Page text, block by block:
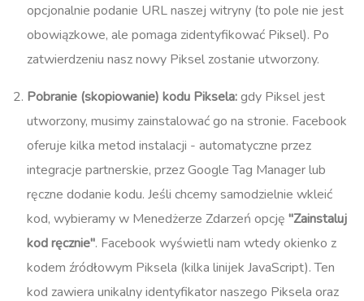
opcjonalnie podanie URL naszej witryny (to pole nie jest
obowiązkowe, ale pomaga zidentyfikować Piksel). Po
zatwierdzeniu nasz nowy Piksel zostanie utworzony.
Pobranie (skopiowanie) kodu Piksela:gdy Piksel jest
utworzony, musimy zainstalować go na stronie. Facebook
oferuje kilka metod instalacji - automatyczne przez
integracje partnerskie, przez Google Tag Manager lub
ręczne dodanie kodu. Jeśli chcemy samodzielnie wkleić
kod, wybieramy w Menedżerze Zdarzeń opcję "Zainstaluj
kod ręcznie". Facebook wyświetli nam wtedy okienko z
kodem źródłowym Piksela (kilka linijek JavaScript). Ten
kod zawiera unikalny identyfikator naszego Piksela oraz